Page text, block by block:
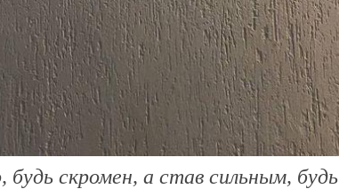
будь скромен, а став сильным, будь